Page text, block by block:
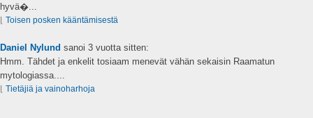
hyvä�...
⌊ Toisen posken kääntämisestä
Daniel Nylund sanoi 3 vuotta sitten:
Hmm. Tähdet ja enkelit tosiaam menevät vähän sekaisin Raamatun
mytologiassa....
⌊ Tietäjiä ja vainoharhoja